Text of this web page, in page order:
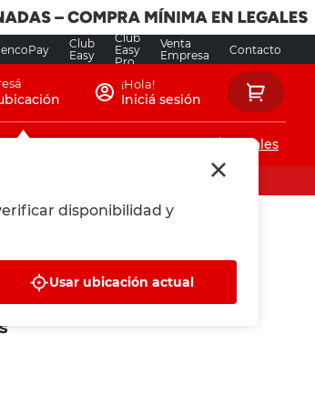
Club
Easy
Club
Easy
Pro
Venta
Empresa
Contacto
disponibilidad y
Usar ubicación actual
¡Hola!
Iniciá sesión
Locales